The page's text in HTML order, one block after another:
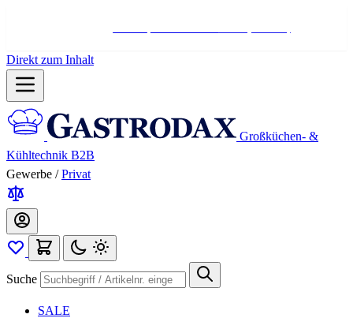
Direkt zum Inhalt
Großküchen- &
Kühltechnik B2B
Gewerbe / Privat
Suche
SALE